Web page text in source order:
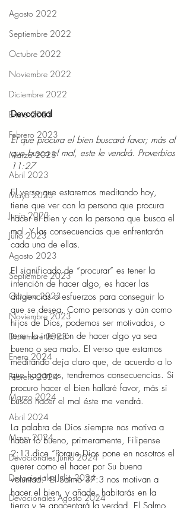
Agosto 2022
Septiembre 2022
Octubre 2022
Noviembre 2022
Diciembre 2022
Enero 2023
Febrero 2023
Marzo 2023
Abril 2023
Mayo 2023
Junio 2023
Julio 2023
Agosto 2023
Septiembre 2023
Octubre 2023
Noviembre 2023
Diciembre 2023
Enero 2024
Febrero 2024
Marzo 2024
Abril 2024
Mayo 2024
Devocionales Junio 2024
Devocionales Julio 2024
Devocionales Agosto 2024
Devocional
El que procura el bien buscará favor; más al
que busca el mal, este le vendrá. Proverbios
11:27
El verso que estaremos meditando hoy,
tiene que ver con la persona que procura
hacer el bien y con la persona que busca el
mal. Y las consecuencias que enfrentarán
cada una de ellas.
El significado de “procurar” es tener la
intención de hacer algo, es hacer las
diligencias o esfuerzos para conseguir lo
que se desea. Como personas y aún como
hijos de Dios, podemos ser motivados, o
tener la intención de hacer algo ya sea
bueno o sea malo. El verso que estamos
meditando deja claro que, de acuerdo a lo
que hagamos, tendremos consecuencias. Si
procuro hacer el bien hallaré favor, más si
busco hacer el mal éste me vendrá.
La palabra de Dios siempre nos motiva a
hacer lo bueno, primeramente, Filipense
2:13 dice “Porque Dios pone en nosotros el
querer como el hacer por Su buena
voluntad.” El Salmo 37:3 nos motivan a
hacer el bien, y añade, habitarás en la
tierra y te apacentará la verdad. El Salmo